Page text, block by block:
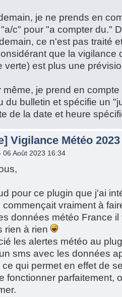
je ne prends en
c" pour "a compter du."
ce n'est pas traité
que la vigilance
verte) est plus une
même, je prend en
du bulletin et spécifie un
de la date et heure
Vigilance Météo 2023
06 Août 2023 16:34
pour ce plugin que j'ai
commençait vraiment à
données météo France
rien à rien
les alertes météo au
sms avec les données
qui permet en effet de
fonctionner parfaitement,